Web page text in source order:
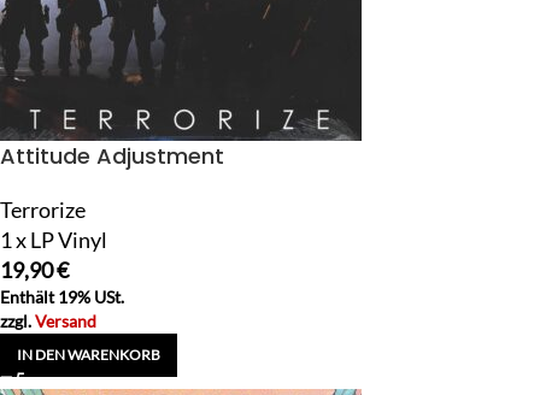
Attitude Adjustment
Terrorize
1 x LP Vinyl
19,90€
Enthält 19% USt.
zzgl.Versand
IN DEN WARENKORB